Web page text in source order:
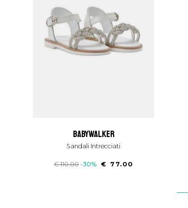
babywalker
Sandali Intrecciati
€ 110.00 -30% € 77.00